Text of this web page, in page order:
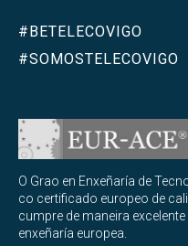
#BETELECOVIGO
#SOMOSTELECOVIGO
O Grao en Enxeñaría de
co certificado europeo de
cumpre de maneira
enxeñaría europea.